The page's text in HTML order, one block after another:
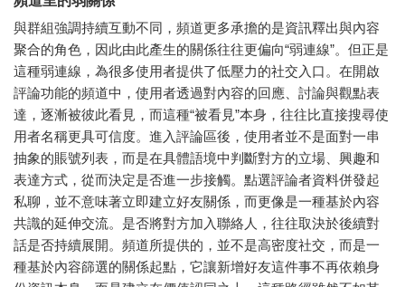
與群組強調持續互動不同，頻道更多承擔的是資訊釋出與內容
聚合的角色，因此由此產生的關係往往更偏向“弱連線”。但正是
這種弱連線，為很多使用者提供了低壓力的社交入口。在開啟
評論功能的頻道中，使用者透過對內容的回應、討論與觀點表
達，逐漸被彼此看見，而這種“被看見”本身，往往比直接搜尋使
用者名稱更具可信度。進入評論區後，使用者並不是面對一串
抽象的賬號列表，而是在具體語境中判斷對方的立場、興趣和
表達方式，從而決定是否進一步接觸。點選評論者資料併發起
私聊，並不意味著立即建立好友關係，而更像是一種基於內容
共識的延伸交流。是否將對方加入聯絡人，往往取決於後續對
話是否持續展開。頻道所提供的，並不是高密度社交，而是一
種基於內容篩選的關係起點，它讓新增好友這件事不再依賴身